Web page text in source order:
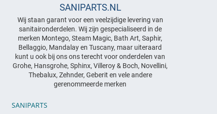
SANIPARTS.NL
Wij staan garant voor een veelzijdige levering van
sanitaironderdelen. Wij zijn gespecialiseerd in de
merken Montego, Steam Magic, Bath Art, Saphir,
Bellaggio, Mandalay en Tuscany, maar uiteraard
kunt u ook bij ons ons terecht voor onderdelen van
Grohe, Hansgrohe, Sphinx, Villeroy & Boch, Novellini,
Thebalux, Zehnder, Geberit en vele andere
gerenommeerde merken
SANIPARTS